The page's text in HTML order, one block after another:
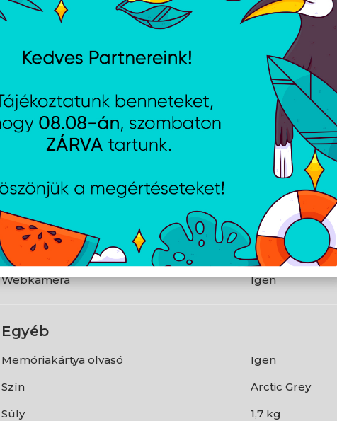
Videokártya
Csatlakozók
USB Type-C
2 db
Igen
1×Gigabit
WLAN
802.11ax
Bluetooth
Igen
Megbízható platform modul (TPM)
Igen
Webkamera
Igen
Egyéb
Memóriakártya olvasó
Igen
Szín
Arctic Grey
Súly
1,7 kg